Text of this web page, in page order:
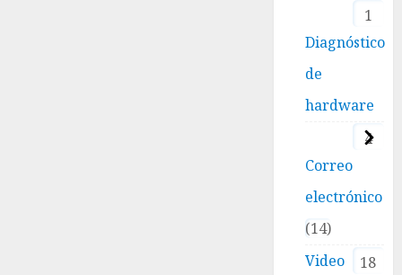
1
Diagnóstico
de
hardware
4
Correo
electrónico
14
Video
18